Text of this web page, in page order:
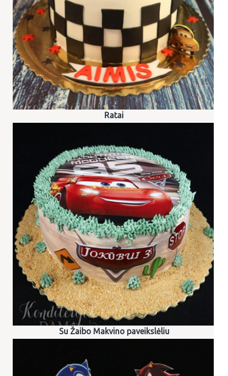
Ratai
Su Žaibo Makvino paveikslėliu